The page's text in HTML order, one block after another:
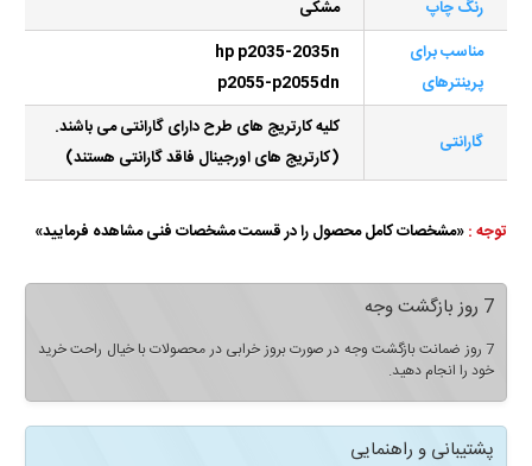
رنگ چاپ
مشکی
مناسب برای
پرینترهای
hp p2035-2035n
p2055-p2055dn
گارانتی
کلیه کارتریج های طرح دارای گارانتی می باشند.
(کارتریج های اورجینال فاقد گارانتی هستند)
توجه :«مشخصات کامل محصول را در قسمت مشخصات فنی مشاهده فرمایید»
7 روز بازگشت وجه
7 روز ضمانت بازگشت وجه در صورت بروز خرابی در محصولات با خیال راحت خرید
خود را انجام دهید.
پشتیبانی و راهنمایی